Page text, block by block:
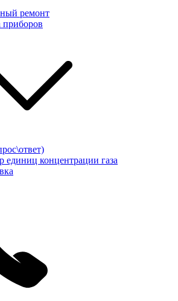
ремонт
приборов
единиц концентрации газа